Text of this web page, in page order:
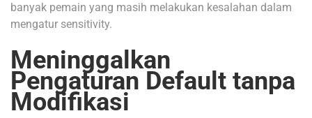
banyak pemain yang masih melakukan kesalahan dalam
mengatur sensitivity.
Meninggalkan
Pengaturan Default tanpa
Modifikasi